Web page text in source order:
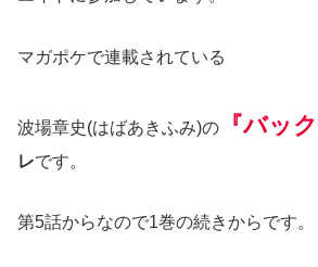
マガポケで連載されている
波場章史(はばあきふみ)の 『バッ
レです。
第5話からなので1巻の続きからです。